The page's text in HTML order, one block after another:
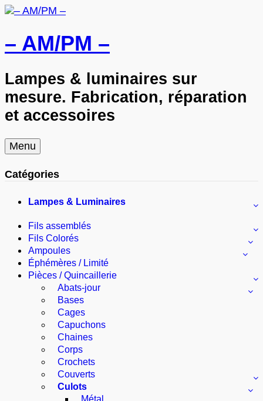
– AM/PM –
Lampes & luminaires sur
mesure. Fabrication, réparation
et accessoires
Menu Skip
to
Catégories
Lampes & Luminaires
Fils assemblés
Fils Colorés
Ampoules
Éphémères / Limité
Pièces / Quincaillerie
Abats-jour
Bases
Cages
Capuchons
Chaines
Corps
Crochets
Couverts
Culots
Métal